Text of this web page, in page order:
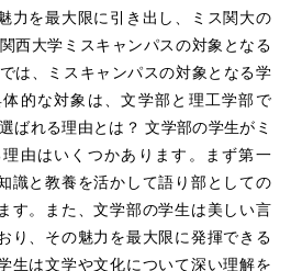
力を最大限に引き出し、ミス関大の
西大学ミスキャンパスの対象となる
は、ミスキャンパスの対象となる学
的な対象は、文学部と理工学部で
ばれる理由とは？ 文学部の学生がミ
由はいくつかあります。まず第一
識と教養を活かして語り部としての
す。また、文学部の学生は美しい言
り、その魅力を最大限に発揮できる
生は文学や文化について深い理解を